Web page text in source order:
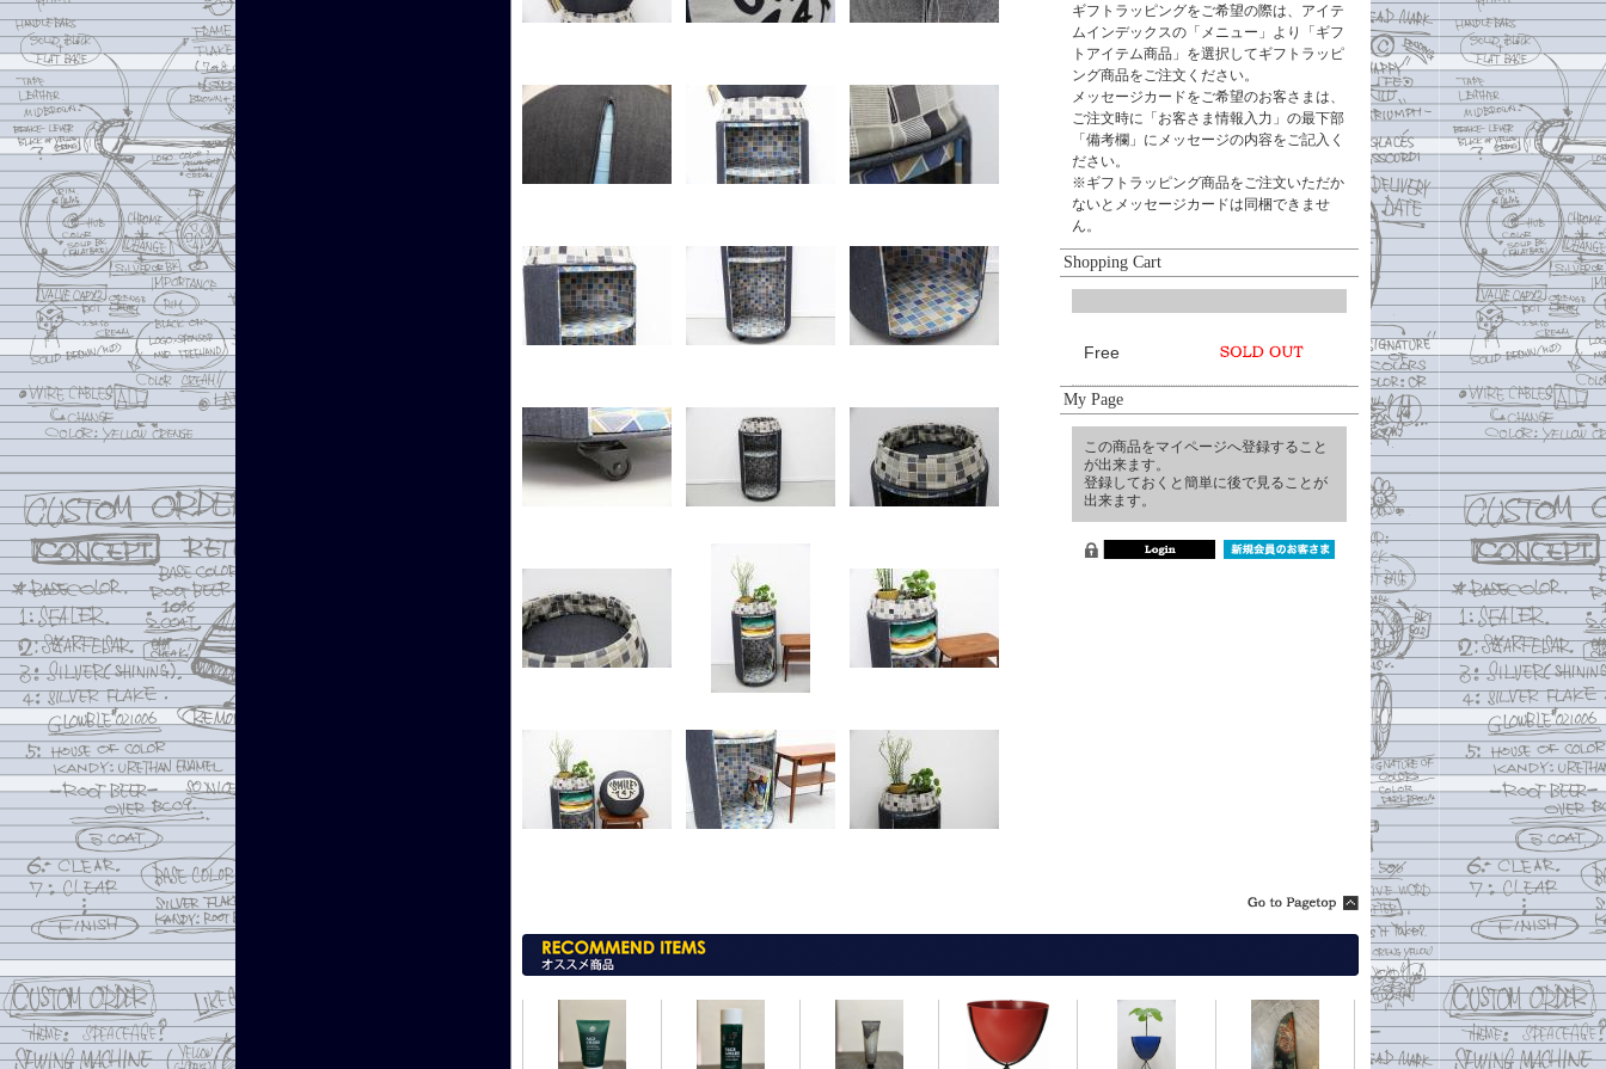
ギフトラッピングをご希望の際は、アイテ
ムインデックスの「メニュー」より「ギフ
トアイテム商品」を選択してギフトラッピ
ング商品をご注文ください。
メッセージカードをご希望のお客さまは、
ご注文時に「お客さま情報入力」の最下部
「備考欄」にメッセージの内容をご記入く
ださい。
※ギフトラッピング商品をご注文いただか
ないとメッセージカードは同梱できませ
ん。
Shopping Cart
Free
My Page
この商品をマイページへ登録すること
が出来ます。
登録しておくと簡単に後で見ることが
出来ます。